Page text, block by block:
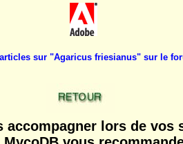
sur "Agaricus friesianus" sur le
accompagner lors de vos